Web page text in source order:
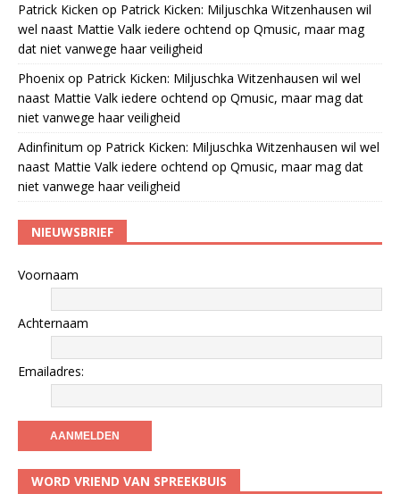
Patrick Kicken op Patrick Kicken: Miljuschka Witzenhausen wil
wel naast Mattie Valk iedere ochtend op Qmusic, maar mag
dat niet vanwege haar veiligheid
Phoenix op Patrick Kicken: Miljuschka Witzenhausen wil wel
naast Mattie Valk iedere ochtend op Qmusic, maar mag dat
niet vanwege haar veiligheid
Adinfinitum op Patrick Kicken: Miljuschka Witzenhausen wil wel
naast Mattie Valk iedere ochtend op Qmusic, maar mag dat
niet vanwege haar veiligheid
NIEUWSBRIEF
Voornaam
Achternaam
Emailadres:
WORD VRIEND VAN SPREEKBUIS